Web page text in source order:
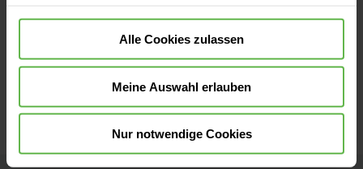
Alle Cookies zulassen
Meine Auswahl erlauben
Nur notwendige Cookies